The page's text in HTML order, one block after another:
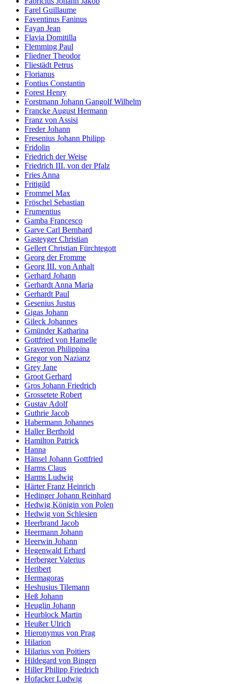
Farel Guillaume
Faventinus Faninus
Fayan Jean
Flavia Domitilla
Flemming Paul
Fliedner Theodor
Fliestädt Petrus
Florianus
Fontius Constantin
Forest Henry
Forstmann Johann Gangolf Wilhelm
Francke August Hermann
Franz von Assisi
Freder Johann
Fresenius Johann Philipp
Fridolin
Friedrich der Weise
Friedrich III. von der Pfalz
Fries Anna
Fritigild
Frommel Max
Fröschel Sebastian
Frumentius
Gamba Francesco
Garve Carl Bernhard
Gasteyger Christian
Gellert Christian Fürchtegott
Georg der Fromme
Georg III. von Anhalt
Gerhard Johann
Gerhardt Anna Maria
Gerhardt Paul
Gesenius Justus
Gigas Johann
Gileck Johannes
Gmünder Katharina
Gottfried von Hamelle
Graveron Philippina
Gregor von Nazianz
Grey Jane
Groot Gerhard
Gros Johann Friedrich
Grossetete Robert
Gustav Adolf
Guthrie Jacob
Habermann Johannes
Haller Berthold
Hamilton Patrick
Hanna
Hänsel Johann Gottfried
Harms Claus
Harms Ludwig
Härter Franz Heinrich
Hedinger Johann Reinhard
Hedwig Königin von Polen
Hedwig von Schlesien
Heerbrand Jacob
Heermann Johann
Heerwin Johann
Hegenwald Erhard
Herberger Valerius
Heribert
Hermagoras
Heshusius Tilemann
Heß Johann
Heuglin Johann
Heurblock Martin
Heußer Ulrich
Hieronymus von Prag
Hilarion
Hilarius von Poitiers
Hildegard von Bingen
Hiller Philipp Friedrich
Hofacker Ludwig